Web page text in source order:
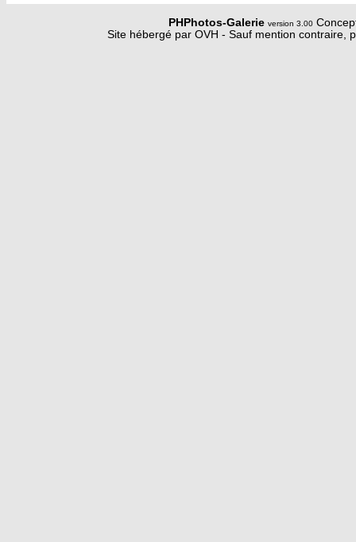
PHPhotos-Galerie version 3.00
Site hébergé par OVH - Sauf mention contraire,